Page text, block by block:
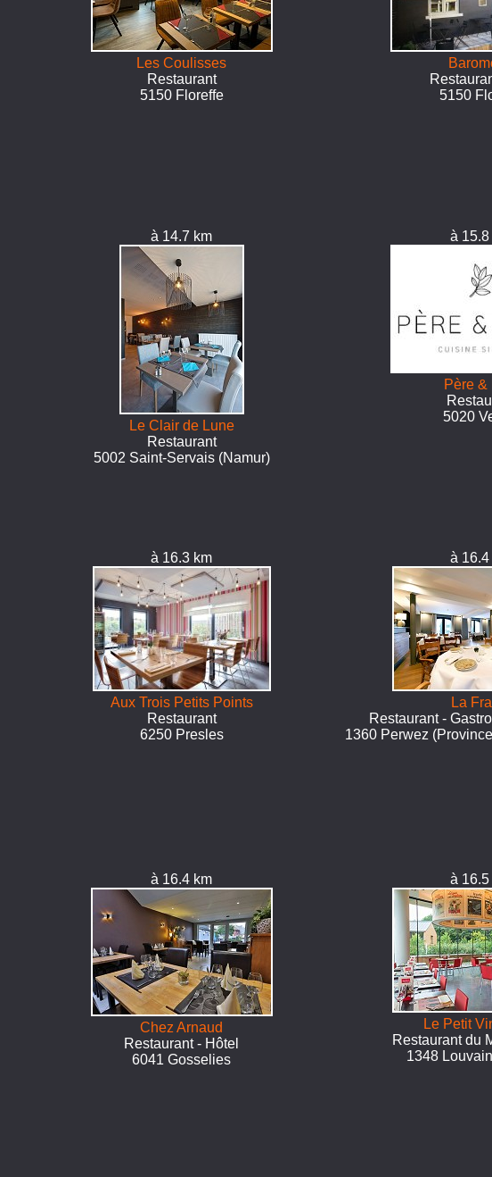
Les Coulisses
Restaurant
5150 Floreffe
5150
à 14.7 km
Le Clair de Lune
Restaurant
5002 Saint-Servais (Namur)
à 15.8
Père &
5020
à 16.3 km
Aux Trois Petits Points
Restaurant
6250 Presles
à 16.4
La
Restaurant -
1360 Perwez
à 16.4 km
Chez Arnaud
Restaurant - Hôtel
6041 Gosselies
à 16.5
Le Petit
Restaurant du
1348